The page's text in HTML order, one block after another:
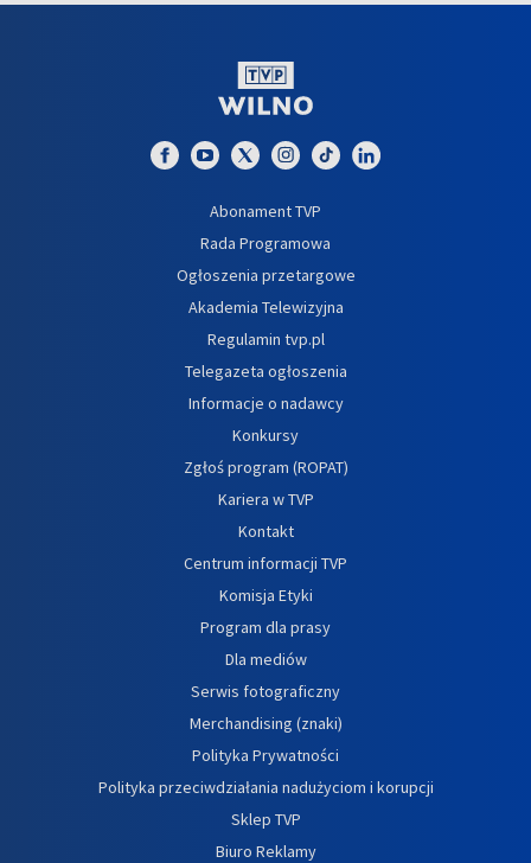
Abonament TVP
Rada Programowa
Ogłoszenia przetargowe
Akademia Telewizyjna
Regulamin tvp.pl
Telegazeta ogłoszenia
Informacje o nadawcy
Konkursy
Zgłoś program (ROPAT)
Kariera w TVP
Kontakt
Centrum informacji TVP
Komisja Etyki
Program dla prasy
Dla mediów
Serwis fotograficzny
Merchandising (znaki)
Polityka Prywatności
Polityka przeciwdziałania nadużyciom i korupcji
Sklep TVP
Biuro Reklamy